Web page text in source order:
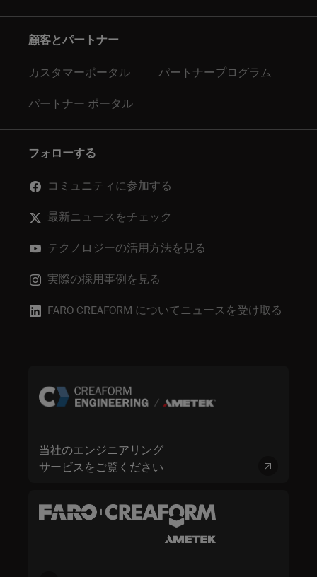
顧客とパートナー
カスタマーポータル パートナープログラム
パートナー ポータル
フォローする
コミュニティに参加する
最新ニュースをチェック
テクノロジーの活用方法を見る
実際の採用事例を見る
FARO CREAFORM についてニュースを受け取る
当社のエンジニアリング
サービスをご覧ください